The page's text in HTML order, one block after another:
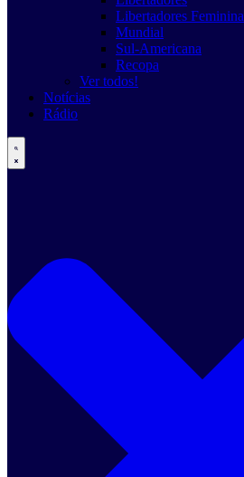
Libertadores Feminina
Mundial
Sul-Americana
Recopa
Ver todos!
Notícias
Rádio